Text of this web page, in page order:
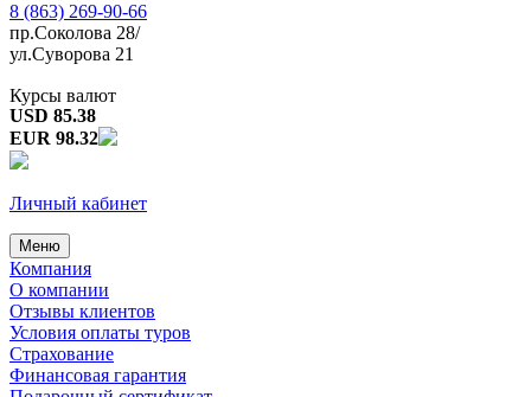
8 (863) 269-90-66
пр.Соколова 28/
ул.Суворова 21
Курсы валют
USD 85.38
EUR 98.32
Личный кабинет
Меню
Компания
О компании
Отзывы клиентов
Условия оплаты туров
Страхование
Финансовая гарантия